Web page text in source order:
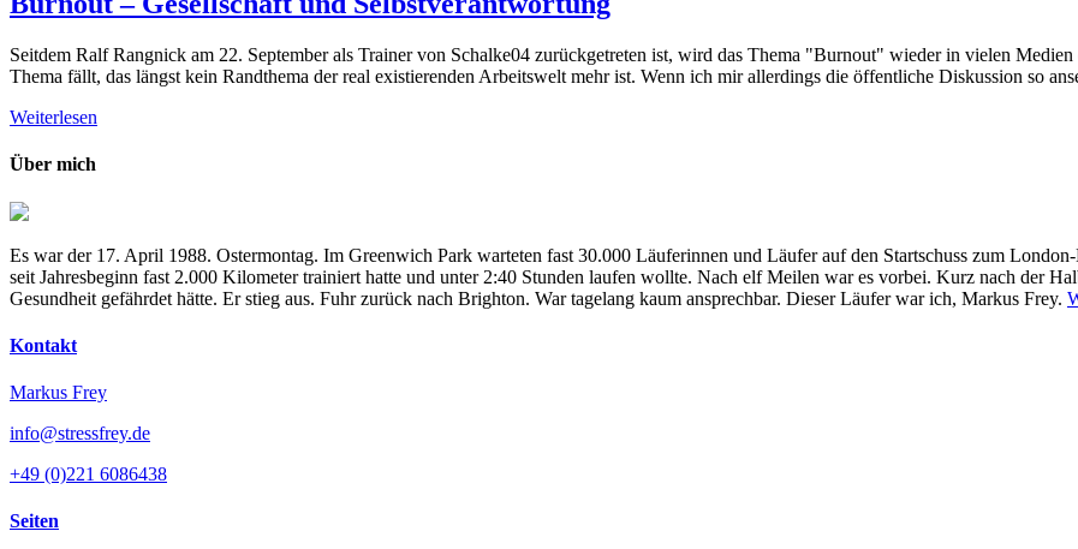
Seitdem Ralf Rangnick am 22. September als Trainer von Schalke04 zurückgetreten ist, wird das Thema "Burnout" wieder in vielen
Thema fällt, das längst kein Randthema der real existierenden Arbeitswelt mehr ist. Wenn ich mir allerdings die öffentliche Diskussion so
Weiterlesen
Über mich
Es war der 17. April 1988. Ostermontag. Im Greenwich Park warteten fast 30.000 Läuferinnen und Läufer auf den Startschuss zum
seit Jahresbeginn fast 2.000 Kilometer trainiert hatte und unter 2:40 Stunden laufen wollte. Nach elf Meilen war es vorbei. Kurz nach der
Gesundheit gefährdet hätte. Er stieg aus. Fuhr zurück nach Brighton. War tagelang kaum ansprechbar. Dieser Läufer war ich, Markus Frey.
Kontakt
Markus Frey
info@stressfrey.de
+49 (0)221 6086438
Seiten